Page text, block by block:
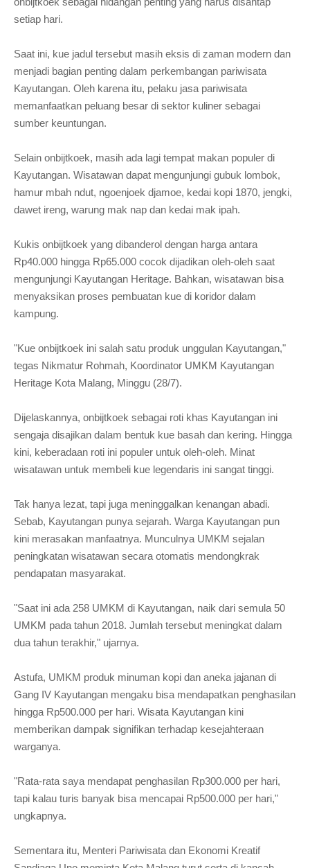
setiap hari.
Saat ini, kue jadul tersebut masih eksis di zaman modern dan
menjadi bagian penting dalam perkembangan pariwisata
Kayutangan. Oleh karena itu, pelaku jasa pariwisata
memanfaatkan peluang besar di sektor kuliner sebagai
sumber keuntungan.
Selain onbijtkoek, masih ada lagi tempat makan populer di
Kayutangan. Wisatawan dapat mengunjungi gubuk lombok,
hamur mbah ndut, ngoenjoek djamoe, kedai kopi 1870, jengki,
dawet ireng, warung mak nap dan kedai mak ipah.
Kukis onbijtkoek yang dibanderol dengan harga antara
Rp40.000 hingga Rp65.000 cocok dijadikan oleh-oleh saat
mengunjungi Kayutangan Heritage. Bahkan, wisatawan bisa
menyaksikan proses pembuatan kue di koridor dalam
kampung.
"Kue onbijtkoek ini salah satu produk unggulan Kayutangan,"
tegas Nikmatur Rohmah, Koordinator UMKM Kayutangan
Heritage Kota Malang, Minggu (28/7).
Dijelaskannya, onbijtkoek sebagai roti khas Kayutangan ini
sengaja disajikan dalam bentuk kue basah dan kering. Hingga
kini, keberadaan roti ini populer untuk oleh-oleh. Minat
wisatawan untuk membeli kue legendaris ini sangat tinggi.
Tak hanya lezat, tapi juga meninggalkan kenangan abadi.
Sebab, Kayutangan punya sejarah. Warga Kayutangan pun
kini merasakan manfaatnya. Munculnya UMKM sejalan
peningkatan wisatawan secara otomatis mendongkrak
pendapatan masyarakat.
"Saat ini ada 258 UMKM di Kayutangan, naik dari semula 50
UMKM pada tahun 2018. Jumlah tersebut meningkat dalam
dua tahun terakhir," ujarnya.
Astufa, UMKM produk minuman kopi dan aneka jajanan di
Gang IV Kayutangan mengaku bisa mendapatkan penghasilan
hingga Rp500.000 per hari. Wisata Kayutangan kini
memberikan dampak signifikan terhadap kesejahteraan
warganya.
"Rata-rata saya mendapat penghasilan Rp300.000 per hari,
tapi kalau turis banyak bisa mencapai Rp500.000 per hari,"
ungkapnya.
Sementara itu, Menteri Pariwisata dan Ekonomi Kreatif